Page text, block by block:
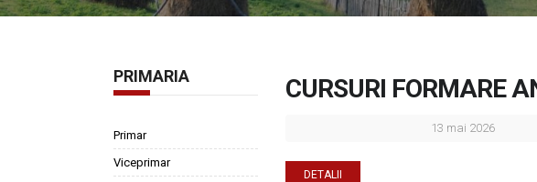
PRIMARIA
Primar
Viceprimar
CURSURI FORMARE
13 mai 2026
DETALII